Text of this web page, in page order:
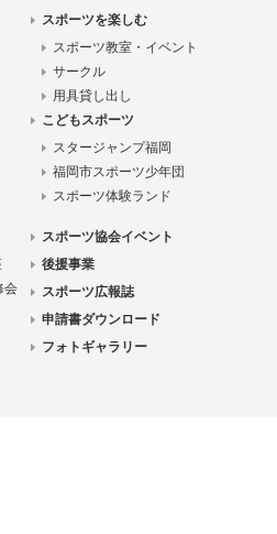
スポーツを楽しむ
スポーツ教室・イベント
サークル
用具貸し出し
こどもスポーツ
スタージャンプ福岡
福岡市スポーツ少年団
スポーツ体験ランド
会
スポーツ協会イベント
後援事業
スポーツ広報誌
申請書ダウンロード
フォトギャラリー